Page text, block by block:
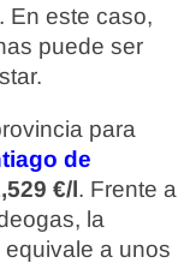
En este caso,
puede ser
para
de
€/l. Frente a
la
equivale a unos